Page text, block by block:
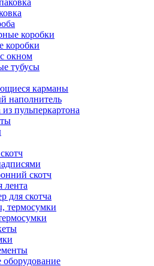
коробки
коробки
окном
тубусы
карманы
наполнитель
пульперкартона
скотч
лента
для скотча